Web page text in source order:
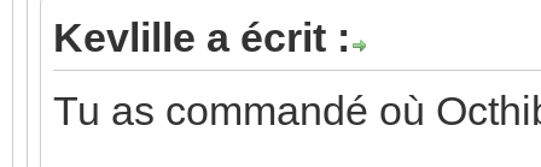
Kevlille a écrit :
Tu as commandé où